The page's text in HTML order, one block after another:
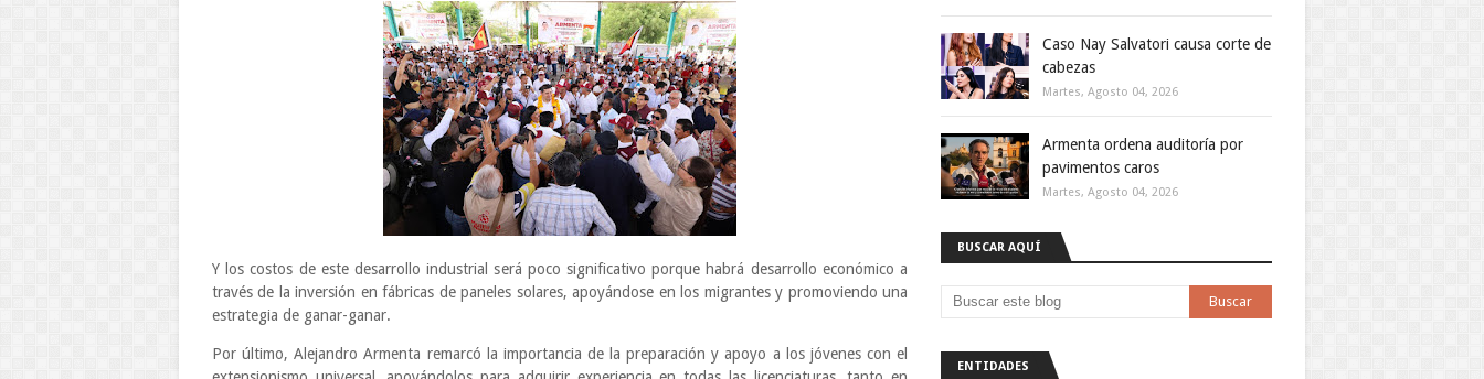
Y los costos de este desarrollo industrial será poco significativo porque habrá desarrollo económico a
través de la inversión en fábricas de paneles solares, apoyándose en los migrantes y promoviendo una
estrategia de ganar-ganar.
Por último, Alejandro Armenta remarcó la importancia de la preparación y apoyo a los jóvenes con el
Caso Nay Salvatori causa corte de
cabezas
Martes, Agosto 04, 2026
Armenta ordena auditoría por
pavimentos caros
Martes, Agosto 04, 2026
BUSCAR AQUÍ
ENTIDADES